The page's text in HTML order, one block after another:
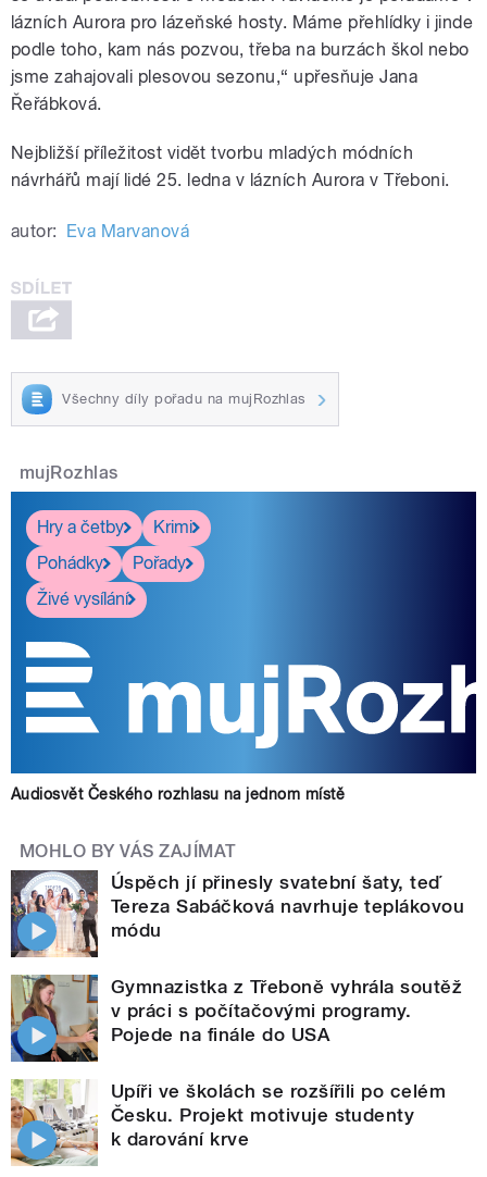
lázních Aurora pro lázeňské hosty. Máme přehlídky i jinde
podle toho, kam nás pozvou, třeba na burzách škol nebo
jsme zahajovali plesovou sezonu,“ upřesňuje Jana
Řeřábková.
Nejbližší příležitost vidět tvorbu mladých módních
návrhářů mají lidé 25. ledna v lázních Aurora v Třeboni.
autor: Eva Marvanová
Všechny díly pořadu na mujRozhlas
mujRozhlas
Hry a četby
Krimi
Pohádky
Pořady
Živé vysílání
Audiosvět Českého rozhlasu na jednom místě
MOHLO BY VÁS ZAJÍMAT
Úspěch jí přinesly svatební šaty, teď
Tereza Sabáčková navrhuje teplákovou
módu
Gymnazistka z Třeboně vyhrála soutěž
v práci s počítačovými programy.
Pojede na finále do USA
Upíři ve školách se rozšířili po celém
Česku. Projekt motivuje studenty
k darování krve